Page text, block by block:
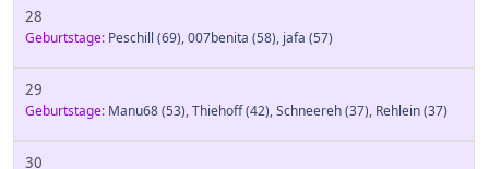
28
Geburtstage: Peschill (69),007benita (58), jafa (57)
29
Geburtstage: Manu68(53),Thiehoff(42),Schneereh(37), Rehlein(37)
30